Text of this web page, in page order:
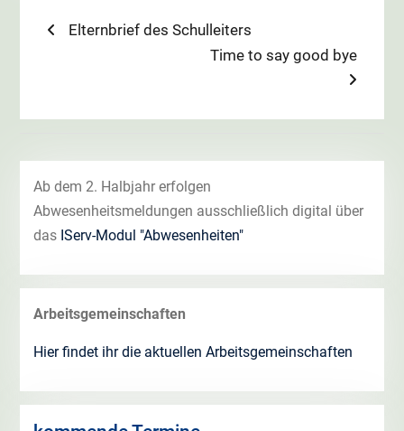
Beitragsnavigation
Previous
Elternbrief des Schulleiters
Next
Time to say good bye
Ab dem 2. Halbjahr erfolgen
Abwesenheitsmeldungen ausschließlich digital über
das IServ-Modul "Abwesenheiten"
Arbeitsgemeinschaften
Hier findet ihr die aktuellen Arbeitsgemeinschaften